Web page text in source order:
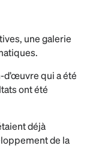
une galerie
qui a été
ont été
déjà
de la